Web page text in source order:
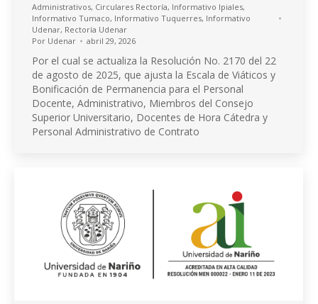
Administrativos, Circulares Rectoría, Informativo Ipiales,
Informativo Tumaco, Informativo Tuquerres, Informativo
Udenar, Rectoría Udenar
Por Udenar abril 29, 2026
Por el cual se actualiza la Resolución No. 2170 del 22
de agosto de 2025, que ajusta la Escala de Viáticos y
Bonificación de Permanencia para el Personal
Docente, Administrativo, Miembros del Consejo
Superior Universitario, Docentes de Hora Cátedra y
Personal Administrativo de Contrato